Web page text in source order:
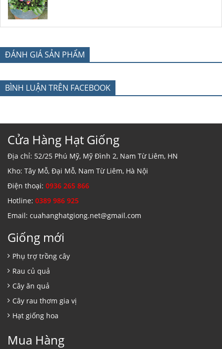
ĐÁNH GIÁ SẢN PHẨM
BÌNH LUẬN TRÊN FACEBOOK
Cửa Hàng Hạt Giống
Địa chỉ: 52/25 Phú Mỹ, Mỹ Đình 2, Nam Từ Liêm, HN
Kho: Tây Mỗ, Đại Mỗ, Nam Từ Liêm, Hà Nội
Điện thoại: 0936 265 866
Hotline: 0389 986 925
Email: cuahanghatgiong.net@gmail.com
Giống mới
Phụ trợ trồng cây
Rau củ quả
Cây ăn quả
Cây rau thơm gia vị
Hạt giống hoa
Mua Hàng